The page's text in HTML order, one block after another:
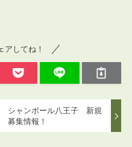
アしてね！
シャンボール八王子 新規
募集情報！